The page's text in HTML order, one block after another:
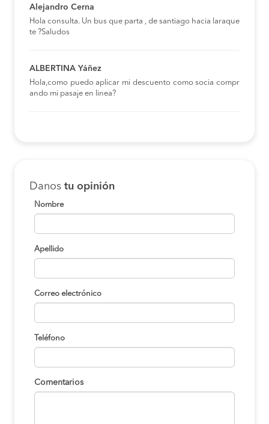
Alejandro Cerna
Hola consulta. Un bus que parta , de santiago hacia laraque
te ?Saludos
ALBERTINA Yáñez
Hola,como puedo aplicar mi descuento como socia compr
ando mi pasaje en linea?
Danos tu opinión
Nombre
Apellido
Correo electrónico
Teléfono
Comentarios